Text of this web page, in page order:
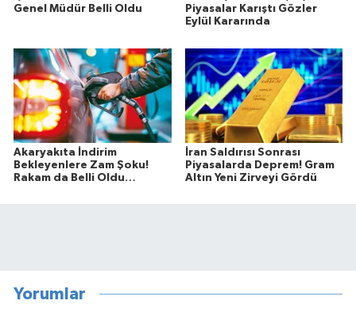
Genel Müdür Belli Oldu
Piyasalar Karıştı Gözler
Eylül Kararında
Akaryakıta İndirim
Bekleyenlere Zam Şoku!
Rakam da Belli Oldu…
İran Saldırısı Sonrası
Piyasalarda Deprem! Gram
Altın Yeni Zirveyi Gördü
Yorumlar